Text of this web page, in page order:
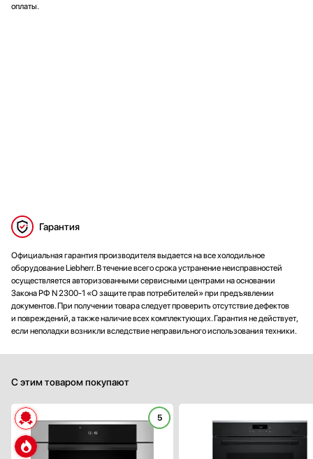
оплаты.
Гарантия
Официальная гарантия производителя выдается на все холодильное
оборудование Liebherr. В течение всего срока устранение неисправностей
осуществляется авторизованными сервисными центрами на основании
Закона РФ N 2300-1 «О защите прав потребителей» при предъявлении
документов. При получении товара следует проверить отсутствие дефектов
и повреждений, а также наличие всех комплектующих. Гарантия не действует,
если неполадки возникли вследствие неправильного использования техники.
С этим товаром покупают
5
Способ подключения: